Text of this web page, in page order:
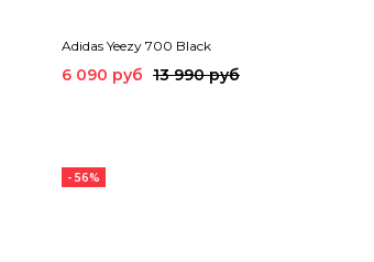
Adidas Yeezy 700 Black
6 090 руб 13 990 руб
- 56%